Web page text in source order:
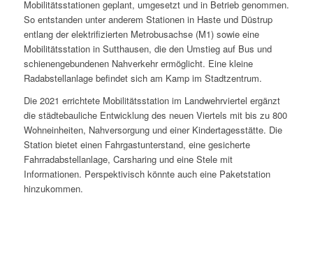
Mobilitätsstationen geplant, umgesetzt und in Betrieb genommen.
So entstanden unter anderem Stationen in Haste und Düstrup
entlang der elektrifizierten Metrobusachse (M1) sowie eine
Mobilitätsstation in Sutthausen, die den Umstieg auf Bus und
schienengebundenen Nahverkehr ermöglicht. Eine kleine
Radabstellanlage befindet sich am Kamp im Stadtzentrum.
Die 2021 errichtete Mobilitätsstation im Landwehrviertel ergänzt
die städtebauliche Entwicklung des neuen Viertels mit bis zu 800
Wohneinheiten, Nahversorgung und einer Kindertagesstätte. Die
Station bietet einen Fahrgastunterstand, eine gesicherte
Fahrradabstellanlage, Carsharing und eine Stele mit
Informationen. Perspektivisch könnte auch eine Paketstation
hinzukommen.